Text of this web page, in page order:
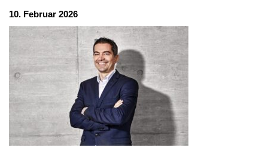
10. Februar 2026